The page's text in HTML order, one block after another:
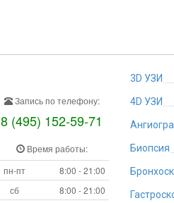
Запись по телефону:
8 (495) 152-59-71
Время работы:
пн-пт
8:00 - 21:00
сб
8:00 - 21:00
3D УЗИ
4D УЗИ
Биопсия